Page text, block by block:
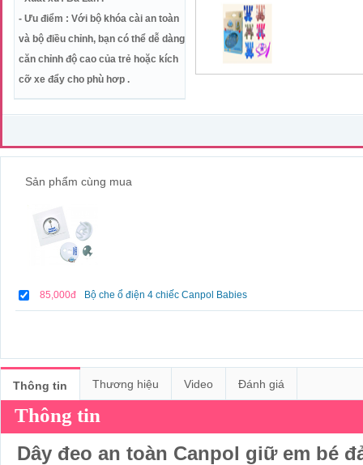
- Ưu điểm : Với bộ khóa cài an toàn
và bộ điều chỉnh, bạn có thể dễ dàng
căn chỉnh độ cao của trẻ hoặc kích
cỡ xe đẩy cho phù hơp .
Sản phẩm cùng mua
85,000đ Bộ che ổ điện 4 chiếc Canpol Babies
Thông tin Thương hiệu Video Đánh giá
Thông tin
Dây đeo an toàn Canpol giữ em bé